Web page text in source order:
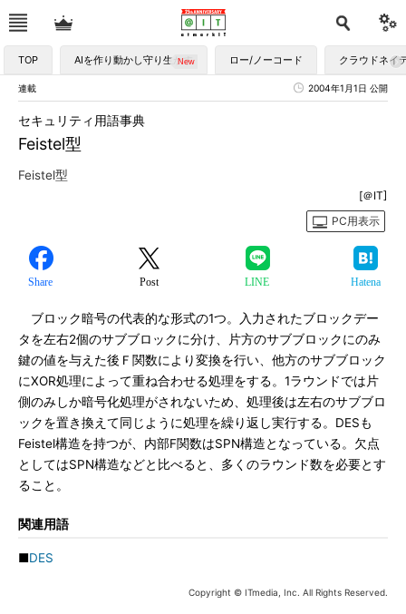
TOP AIを作り動かし守り生かす ロー/ノーコード クラウドネイ
連載 2004年1月1日 公開
Feistel型
セキュリティ用語事典
Feistel型
[＠IT]
PC用表示
Share Post LINE Hatena
ブロック暗号の代表的な形式の1つ。入力されたブロックデー
タを左右2個のサブブロックに分け、片方のサブブロックにのみ
鍵の値を与えた後Ｆ関数により変換を行い、他方のサブブロック
にXOR処理によって重ね合わせる処理をする。1ラウンドでは片
側のみしか暗号化処理がされないため、処理後は左右のサブブロ
ックを置き換えて同じように処理を繰り返し実行する。DESも
Feistel構造を持つが、内部F関数はSPN構造となっている。欠点
としてはSPN構造などと比べると、多くのラウンド数を必要とす
ること。
関連用語
■DES
Copyright © ITmedia, Inc. All Rights Reserved.